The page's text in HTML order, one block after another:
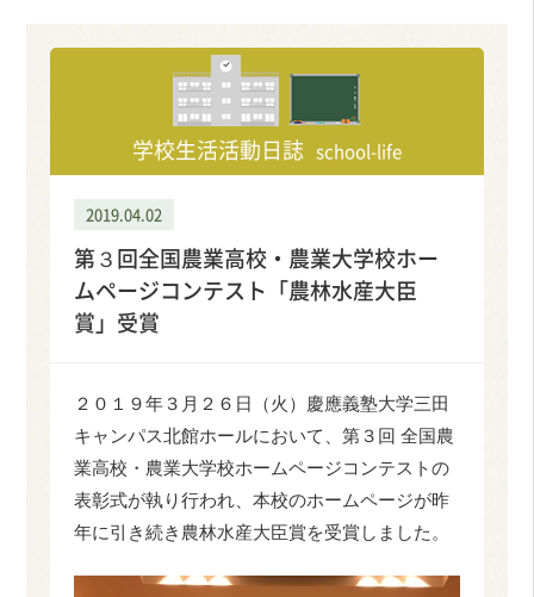
学校生活活動日誌 school-life
2019.04.02
第３回全国農業高校・農業大学校ホー
ムページコンテスト「農林水産大臣
賞」受賞
２０１９年３月２６日（火）慶應義塾大学三田
キャンパス北館ホールにおいて、第３回 全国農
業高校・農業大学校ホームページコンテストの
表彰式が執り行われ、本校のホームページが昨
年に引き続き農林水産大臣賞を受賞しました。